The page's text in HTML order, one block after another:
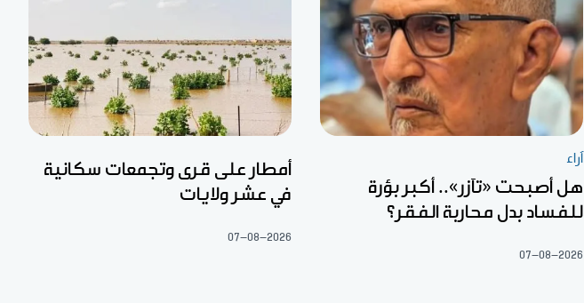
آراء
هل أصبحت «تآزر».. أكبر بؤرة
للفساد بدل محاربة الفقر؟
07-08-2026
أمطار على قرى وتجمعات سكانية
في عشر ولايات
07-08-2026